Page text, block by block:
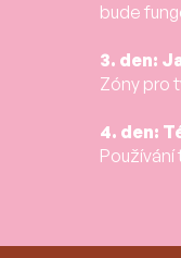
bude
3. den:
Zóny pro
4. den: